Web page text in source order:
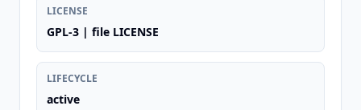
LICENSE
GPL-3 | file LICENSE
LIFECYCLE
active